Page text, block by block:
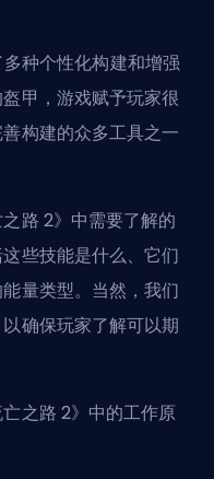
种个性化构建和增强
甲，游戏赋予玩家很
构建的众多工具之一
路 2》中需要了解的
些技能是什么、它们
量类型。当然，我们
确保玩家了解可以期
亡之路 2》 中的工作原